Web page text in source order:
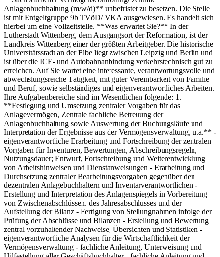
Anlagenbuchhaltung (m/w/d)** unbefristet zu besetzen. Die Stelle
ist mit Entgeltgruppe 9b TVöD/ VKA ausgewiesen. Es handelt sich
hierbei um eine Vollzeitstelle. **Was erwartet Sie?** In der
Lutherstadt Wittenberg, dem Ausgangsort der Reformation, ist der
Landkreis Wittenberg einer der größten Arbeitgeber. Die historische
Universitätsstadt an der Elbe liegt zwischen Leipzig und Berlin und
ist über die ICE- und Autobahnanbindung verkehrstechnisch gut zu
erreichen. Auf Sie wartet eine interessante, verantwortungsvolle und
abwechslungsreiche Tätigkeit, mit guter Vereinbarkeit von Familie
und Beruf, sowie selbständiges und eigenverantwortliches Arbeiten.
Ihre Aufgabenbereiche sind im Wesentlichen folgende: 1.
**Festlegung und Umsetzung zentraler Vorgaben für das
Anlagevermögen, Zentrale fachliche Betreuung der
Anlagenbuchhaltung sowie Auswertung der Buchungsläufe und
Interpretation der Ergebnisse aus der Vermögensverwaltung, u.a.** -
eigenverantwortliche Erarbeitung und Fortschreibung der zentralen
Vorgaben für Inventuren, Bewertungen, Abschreibungsregeln,
Nutzungsdauer; Entwurf, Fortschreibung und Weiterentwicklung
von Arbeitshinweisen und Dienstanweisungen - Erarbeitung und
Durchsetzung zentraler Bearbeitungsvorgaben gegenüber den
dezentralen Anlagebuchhaltern und Inventarverantwortlichen -
Erstellung und Interpretation des Anlagenspiegels in Vorbereitung
von Zwischenabschlüssen, des Jahresabschlusses und der
Aufstellung der Bilanz - Fertigung von Stellungnahmen infolge der
Prüfung der Abschlüsse und Bilanzen - Erstellung und Bewertung
zentral vorzuhaltender Nachweise, Übersichten und Statistiken -
eigenverantwortliche Analysen für die Wirtschaftlichkeit der
Vermögensverwaltung - fachliche Anleitung, Unterweisung und